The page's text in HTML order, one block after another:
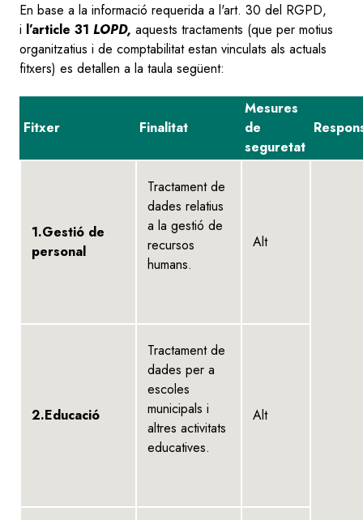
En base a la informació requerida a l'art. 30 del RGPD,
i l’article 31 LOPD, aquests tractaments (que per motius
organitzatius i de comptabilitat estan vinculats als actuals
fitxers) es detallen a la taula següent:
Fitxer Finalitat
Mesures
de
seguretat
1.Gestió de
personal
Tractament de
dades relatius
a la gestió de
recursos
humans.
Alt
2.Educació
Tractament de
dades per a
escoles
municipals i
altres activitats
educatives.
Alt